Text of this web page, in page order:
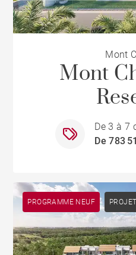
Mont
Mont
De 3 à 7
De 783
PROGRAMME NEUF PROJET